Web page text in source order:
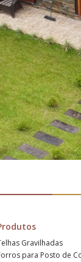
Gravilhadas
para Posto de